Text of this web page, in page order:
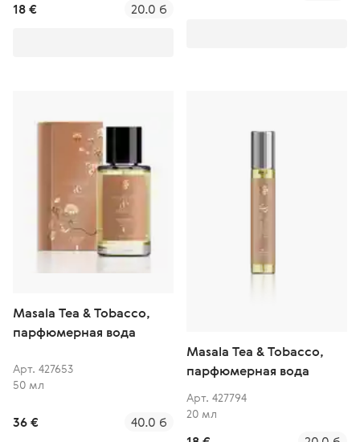
18 € 20.0 б
Masala Tea & Tobacco,
парфюмерная вода
Арт. 427653
50 мл
36 € 40.0 б
Masala Tea & Tobacco,
парфюмерная вода
Арт. 427794
20 мл